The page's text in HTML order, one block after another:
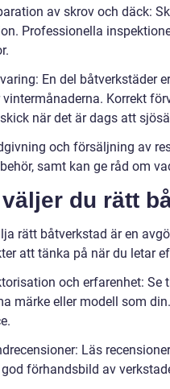
av skrov och däck:
Professionella
En del båtverkstäder
vintermånaderna. Korrekt
när det är dags att
och försäljning av
samt kan ge råd om
väljer du rätt
rätt båtverkstad är en
att tänka på när du letar
och erfarenhet: Se
märke eller modell som
Läs
god förhandsbild av